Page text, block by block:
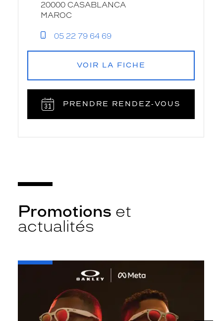
20000 CASABLANCA
MAROC
05 22 79 64 69
VOIR LA FICHE
PRENDRE RENDEZ‑VOUS
Promotions et
actualités
-